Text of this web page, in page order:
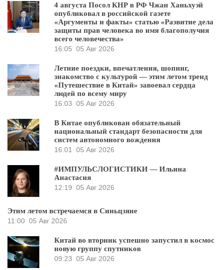
4 августа Посол КНР в РФ Чжан Ханьхуэй
опубликовал в российской газете
«Аргументы и факты» статью «Развитие дела
защиты прав человека во имя благополучия
всего человечества»
16:05 05 Авг 2026
Летние поездки, впечатления, шопинг,
знакомство с культурой — этим летом тренд
«Путешествие в Китай» завоевал сердца
людей по всему миру
16:03 05 Авг 2026
В Китае опубликован обязательный
национальный стандарт безопасности для
систем автономного вождения
16:01
05 Авг 2026
#ИМПУЛЬСЛОГИСТИКИ — Ильина
Анастасия
12:19 05 Авг 2026
Этим летом встречаемся в Синьцзяне
11:00 05 Авг 2026
Китай во вторник успешно запустил в космос
новую группу спутников
09:23 05 Авг 2026